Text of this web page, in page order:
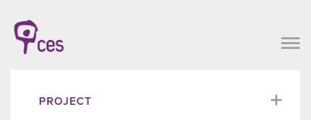
PROJECT